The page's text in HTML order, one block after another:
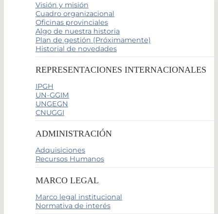
Visión y misión
Cuadro organizacional
Oficinas provinciales
Algo de nuestra historia
Plan de gestión (Próximamente)
Historial de novedades
REPRESENTACIONES INTERNACIONALES
IPGH
UN-GGIM
UNGEGN
CNUGGI
ADMINISTRACIÓN
Adquisiciones
Recursos Humanos
MARCO LEGAL
Marco legal institucional
Normativa de interés